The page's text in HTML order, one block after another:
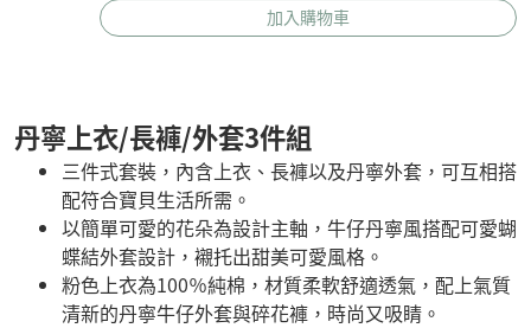
加入購物車
丹寧上衣/長褲/外套3件組
三件式套裝，內含上衣、長褲以及丹寧外套，可互相搭
配符合寶貝生活所需。
以簡單可愛的花朵為設計主軸，牛仔丹寧風搭配可愛蝴
蝶結外套設計，襯托出甜美可愛風格。
粉色上衣為100％純棉，材質柔軟舒適透氣，配上氣質
清新的丹寧牛仔外套與碎花褲，時尚又吸睛。